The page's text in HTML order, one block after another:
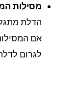
מסילות
הדלת
אם המסילות
לגרום לדלת